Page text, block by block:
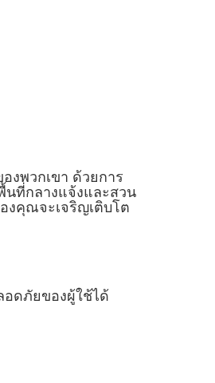
งพวกเขา ด้วยการ
นที่กลางแจ้งและสวน
งคุณจะเจริญเติบโต
อดภัยของผู้ใช้ได้